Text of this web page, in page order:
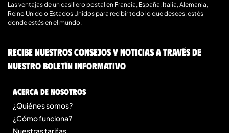
Las ventajas de un casillero postal en Francia, España, Italia, Alemania,
Reino Unido o Estados Unidos para recibir todo lo que desees, estés
donde estés en el mundo.
Recibe nuestros consejos y noticias a través de
nuestro boletín informativo
Acerca de nosotros
¿Quiénes somos?
¿Cómo funciona?